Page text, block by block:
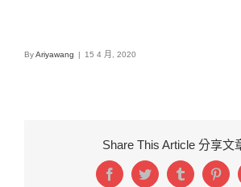
ByAriyawang | 15 4 月, 2020
Share This Article 分享文
FacebookTwitterTumblr